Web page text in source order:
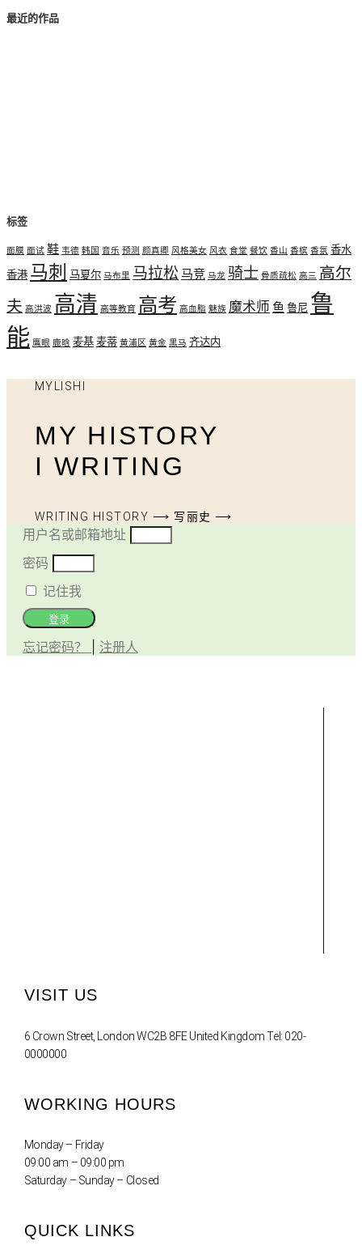
最近的作品
标签
面膜 面试 鞋 韦德 韩国 音乐 预测 颜真卿 风格美女 风衣 食堂 餐饮 香山 香槟 香氛 香水
香港 马刺 马夏尔 马布里 马拉松 马竞 马龙 骑士 骨质疏松 高三 高尔
夫 高洪波 高清 高等教育 高考 高血脂 魅族 魔术师 鱼 鲁尼 鲁
能 鹰眼 鹿晗 麦基麦蒂 黄浦区 黄金 黑马 齐达内
MYLISHI
MY HISTORY
I WRITING
WRITING HISTORY ⟶ 写丽史 ⟶
用户名或邮箱地址
密码
记住我
登录
忘记密码？ 注册人
VISIT US
6 Crown Street, London WC2B 8FE United Kingdom Tel: 020-
0000000
WORKING HOURS
Monday – Friday
09:00 am – 09:00 pm
Saturday – Sunday – Closed
QUICK LINKS